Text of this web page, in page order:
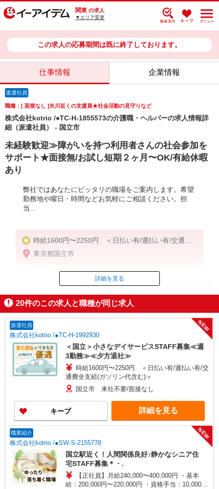
関東 の求人
▼エリア変更
この求人の応募期間は既に終了しております。
仕事情報 企業情報
派遣社員
職種：[ 面接なし ]矢川近くの支援員★社会活動の見守りなど
株式会社kotrio /●TC-H-1855573の介護職・ヘルパーの求人情報詳
細（派遣社員） - 国立市
未経験歓迎≫障がいを持つ利用者さんの社会参加を
サポート★面接無/お試し短期２ヶ月〜OK/有給休暇
あり
弊社ではあなたにピッタリの職場をご案内します。希望
勤務地や曜日・時間などお気軽にご相談ください。担
当...
時給1600円〜2250円 ＜日払い有/週払い有/交通費
全支給(ガソリン代含む)＞
東京都国立市
ID：AE0527637301
掲載期間終了
詳細を見る
20件のこの求人と職種が同じ求人
派遣社員
株式会社kotrio /●TC-H-1992930
NEW
＜国立＞小さなデイサービスSTAFF募集≪週
3勤務≫≪夕方退社≫
時給1600円〜2250円 ＜日払い有/週払い有/交
通費全支給(ガソリン代含む)＞
国立市 来社不要/面接なし
キープ 詳細を見る
職業紹介
株式会社kotrio /●SW-S-2155778
NEW
国立駅近く！人間関係良好♪静かなシニア住
宅STAFF募集＊・.
【正社員】月給240,000〜400,000円 ・基本
給：200,000円〜220,000円 ・資格手当：10,000〜